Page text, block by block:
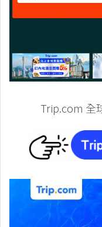
Trip.com 全